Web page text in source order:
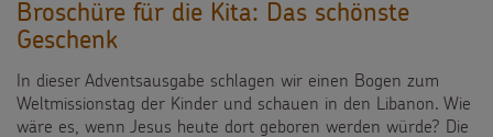
Broschüre für die Kita: Das schönste
Geschenk
In dieser Adventsausgabe schlagen wir einen Bogen zum
Weltmissionstag der Kinder und schauen in den Libanon. Wie
wäre es, wenn Jesus heute dort geboren werden würde? Die